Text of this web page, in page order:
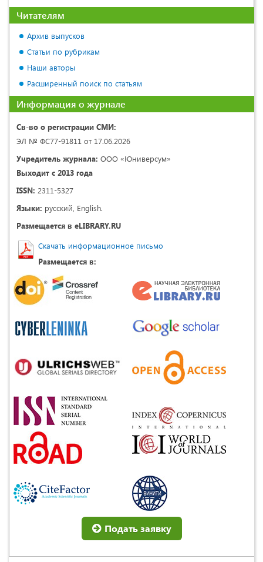
Читателям
Архив выпусков
Статьи по рубрикам
Наши авторы
Расширенный поиск по статьям
Информация о журнале
Св-во о регистрации СМИ:
ЭЛ № ФС77-91811 от 17.06.2026
Учредитель журнала: ООО «Юниверсум»
Выходит с 2013 года
ISSN: 2311-5327
Языки: русский, English.
Размещается в eLIBRARY.RU
Скачать информационное письмо
Размещается в:
Подать заявку